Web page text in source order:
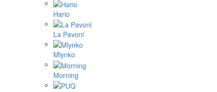
Hario
La Pavoni
Mlynko
Morning